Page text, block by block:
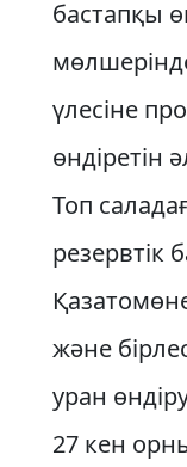
бастапқы
үлесіне
өндіретін
Топ
резервтік
және
уран
27 кен